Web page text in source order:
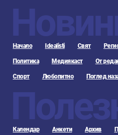
Начало Idealisti Свят
Политика Медиякаст От
Спорт Любопитно Поглед
Календар Анкети Архив